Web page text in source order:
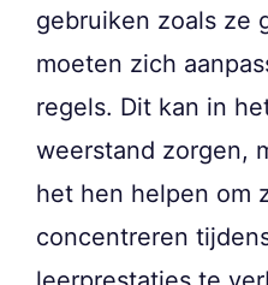
gebruiken zoals ze
moeten zich
regels. Dit kan in
weerstand zorgen,
het hen helpen om
concentreren